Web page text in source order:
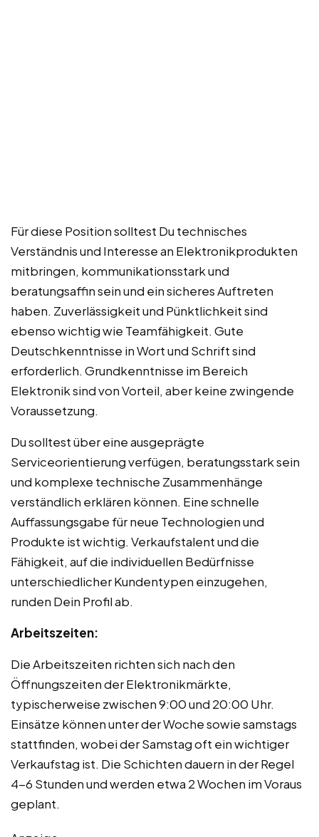
Für diese Position solltest Du technisches
Verständnis und Interesse an Elektronikprodukten
mitbringen, kommunikationsstark und
beratungsaffin sein und ein sicheres Auftreten
haben. Zuverlässigkeit und Pünktlichkeit sind
ebenso wichtig wie Teamfähigkeit. Gute
Deutschkenntnisse in Wort und Schrift sind
erforderlich. Grundkenntnisse im Bereich
Elektronik sind von Vorteil, aber keine zwingende
Voraussetzung.
Du solltest über eine ausgeprägte
Serviceorientierung verfügen, beratungsstark sein
und komplexe technische Zusammenhänge
verständlich erklären können. Eine schnelle
Auffassungsgabe für neue Technologien und
Produkte ist wichtig. Verkaufstalent und die
Fähigkeit, auf die individuellen Bedürfnisse
unterschiedlicher Kundentypen einzugehen,
runden Dein Profil ab.
Arbeitszeiten:
Die Arbeitszeiten richten sich nach den
Öffnungszeiten der Elektronikmärkte,
typischerweise zwischen 9:00 und 20:00 Uhr.
Einsätze können unter der Woche sowie samstags
stattfinden, wobei der Samstag oft ein wichtiger
Verkaufstag ist. Die Schichten dauern in der Regel
4-6 Stunden und werden etwa 2 Wochen im Voraus
geplant.